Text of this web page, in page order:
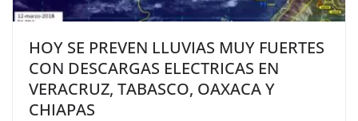
HOY SE PREVEN LLUVIAS MUY FUERTES
CON DESCARGAS ELECTRICAS EN
VERACRUZ, TABASCO, OAXACA Y
CHIAPAS